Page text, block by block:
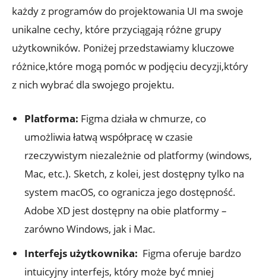
każdy​ z programów‌ do projektowania UI ma swoje
unikalne ​cechy,​ które przyciągają różne grupy ​
użytkowników.‍ Poniżej​ przedstawiamy kluczowe
⁢różnice,które mogą pomóc w podjęciu decyzji,który
z nich⁤ wybrać dla⁢ swojego projektu.
Platforma: Figma ‌działa w chmurze, ‍co⁤
umożliwia łatwą współpracę​ w czasie
rzeczywistym niezależnie od​ platformy (windows,
⁣Mac, etc.). ‌Sketch, z kolei, jest dostępny tylko‍ na​
system macOS, co ogranicza ⁢jego dostępność.
⁤Adobe XD jest dostępny na obie platformy –
zarówno​ Windows, ‍jak i⁤ Mac.
Interfejs ​użytkownika: ⁤ Figma oferuje bardzo
intuicyjny‍ interfejs, ⁢który może być mniej